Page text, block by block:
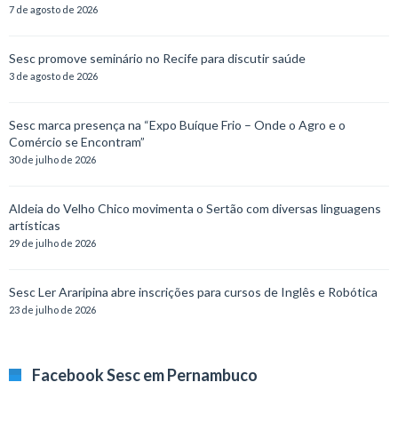
7 de agosto de 2026
Sesc promove seminário no Recife para discutir saúde
3 de agosto de 2026
Sesc marca presença na “Expo Buíque Frio – Onde o Agro e o
Comércio se Encontram”
30 de julho de 2026
Aldeia do Velho Chico movimenta o Sertão com diversas linguagens
artísticas
29 de julho de 2026
Sesc Ler Araripina abre inscrições para cursos de Inglês e Robótica
23 de julho de 2026
Facebook Sesc em Pernambuco